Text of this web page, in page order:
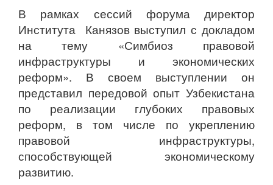
В рамках сессий форума директор
Института Канязов выступил с докладом
на тему «Симбиоз правовой
инфраструктуры и экономических
реформ». В своем выступлении он
представил передовой опыт Узбекистана
по реализации глубоких правовых
реформ, в том числе по укреплению
правовой инфраструктуры,
способствующей экономическому
развитию.